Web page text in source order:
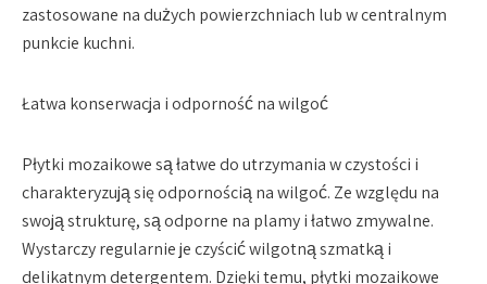
zastosowane na dużych powierzchniach lub w centralnym
punkcie kuchni.
Łatwa konserwacja i odporność na wilgoć
Płytki mozaikowe są łatwe do utrzymania w czystości i
charakteryzują się odpornością na wilgoć. Ze względu na
swoją strukturę, są odporne na plamy i łatwo zmywalne.
Wystarczy regularnie je czyścić wilgotną szmatką i
delikatnym detergentem. Dzięki temu, płytki mozaikowe